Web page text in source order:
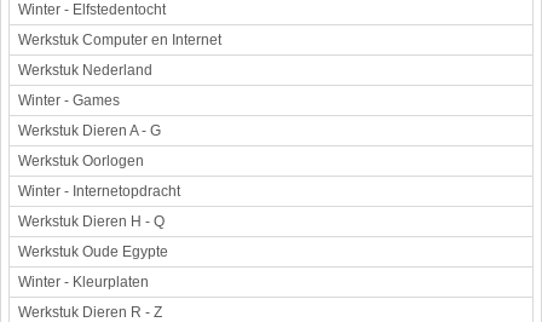
Winter - Elfstedentocht
Werkstuk Computer en Internet
Werkstuk Nederland
Winter - Games
Werkstuk Dieren A - G
Werkstuk Oorlogen
Winter - Internetopdracht
Werkstuk Dieren H - Q
Werkstuk Oude Egypte
Winter - Kleurplaten
Werkstuk Dieren R - Z